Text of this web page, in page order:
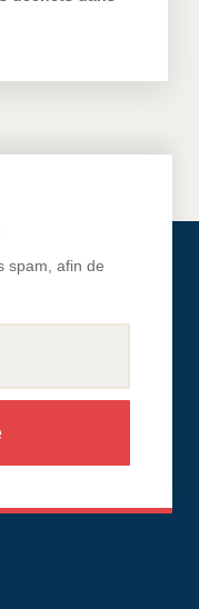
spam, afin de